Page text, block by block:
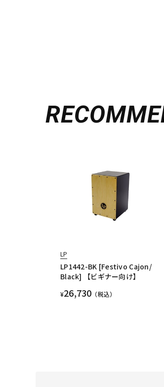
LP
LP1442-BK [Festivo Cajon/
Black] 【ビギナー向け】
¥26,730 （税込）